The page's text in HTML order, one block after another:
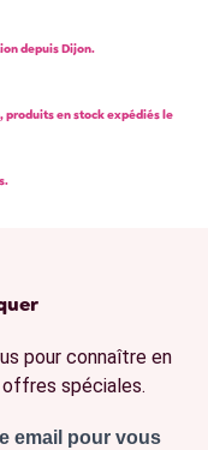
depuis Dijon.
en stock expédiés le
pour connaître en
spéciales.
email pour vous